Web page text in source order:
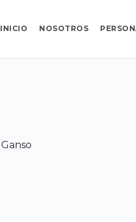
INICIO NOSOTROS